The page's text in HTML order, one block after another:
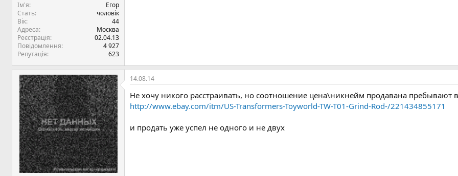
Ім'я
Егор
Стать
чоловік
Вік
44
Адреса
Москва
Реєстрація
02.04.13
Повідомлення
4 927
Репутація
623
14.08.14
Не хочу никого расстраивать, но соотношение цена\никнейм продавана пребывают
http://www.ebay.com/itm/US-Transformers-Toyworld-TW-T01-Grind-Rod-/221434855171
и продать уже успел не одного и не двух